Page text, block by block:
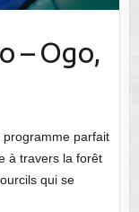
– Ogo,
parfait
à travers la forêt
qui se